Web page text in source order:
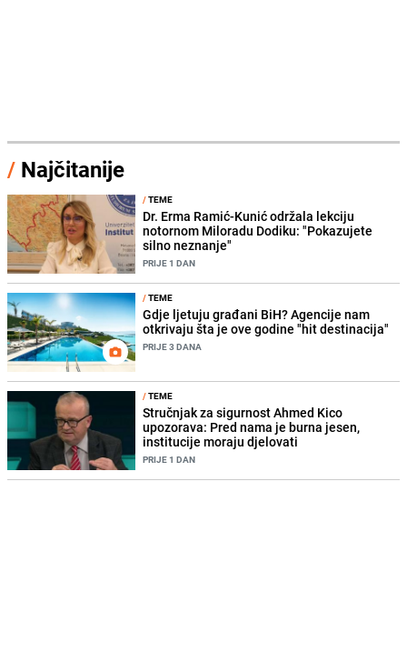
/ Najčitanije
/TEME
Dr. Erma Ramić-Kunić održala lekciju
notornom Miloradu Dodiku: "Pokazujete
silno neznanje"
PRIJE 1 DAN
/TEME
Gdje ljetuju građani BiH? Agencije nam
otkrivaju šta je ove godine "hit destinacija"
PRIJE 3 DANA
/TEME
Stručnjak za sigurnost Ahmed Kico
upozorava: Pred nama je burna jesen,
institucije moraju djelovati
PRIJE 1 DAN